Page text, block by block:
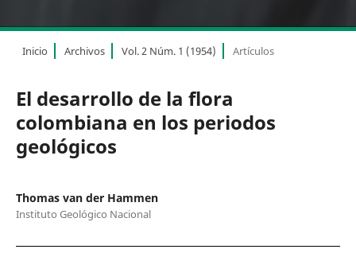
Inicio Archivos Vol. 2 Núm. 1 (1954) Artículos
El desarrollo de la flora
colombiana en los periodos
geológicos
Thomas van der Hammen
Instituto Geológico Nacional